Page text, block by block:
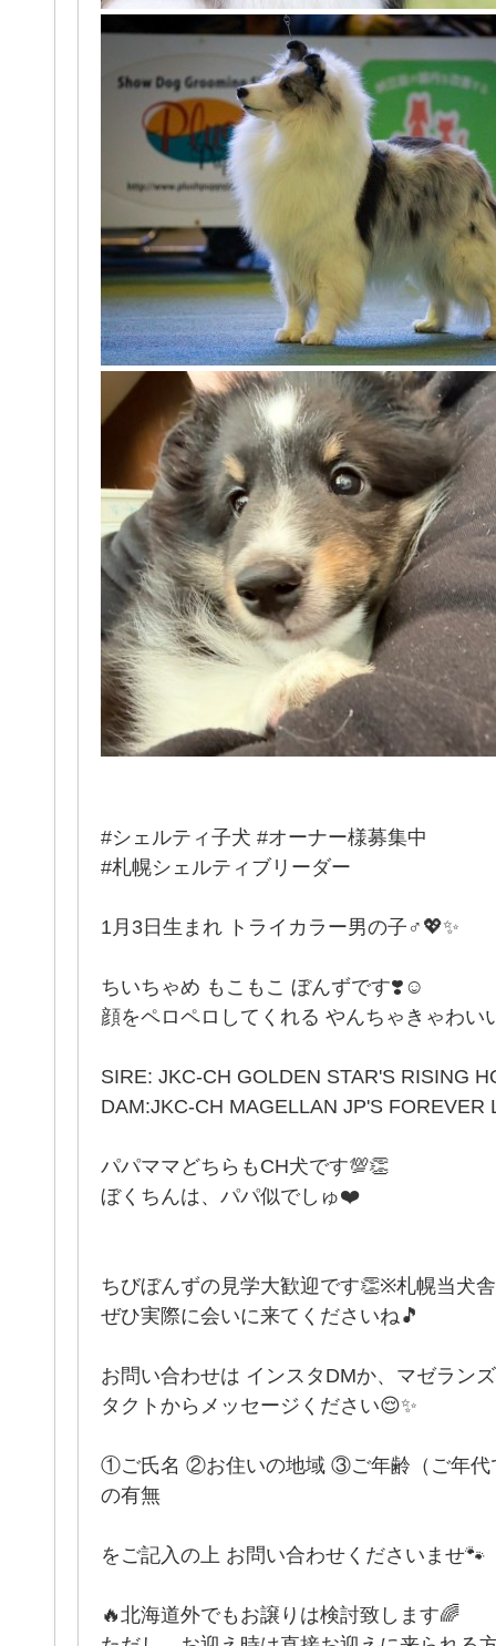
#シェルティ子犬 #オーナー様募集中
#札幌シェルティブリーダー
1月3日生まれ トライカラー男の子♂💖✨
ちいちゃめ もこもこ ぼんずです❣️☺
顔をペロペロしてくれる やんちゃきゃわ
SIRE: JKC-CH GOLDEN STAR'S RISING
DAM:JKC-CH MAGELLAN JP'S FOREVER
パパママどちらもCH犬です💯👏
ぼくちんは、パパ似でしゅ❤️
ちびぼんずの見学大歓迎です👏※札幌当犬
ぜひ実際に会いに来てくださいね🎵
お問い合わせは インスタDMか、マゼラン
タクトからメッセージください😌✨
①ご氏名 ②お住いの地域 ③ご年齢（ご年代
の有無
をご記入の上 お問い合わせくださいませ🐾
🔥北海道外でもお譲りは検討致します🌈